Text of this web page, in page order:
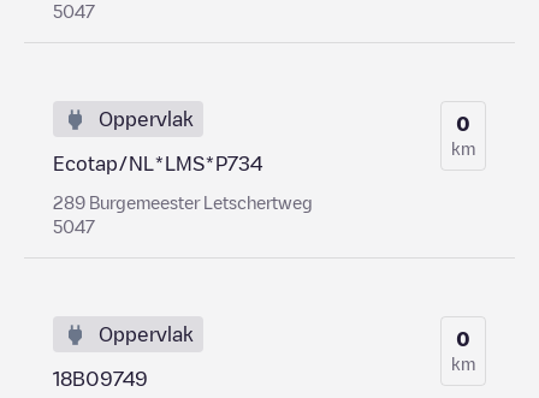
5047
Oppervlak
Ecotap/NL*LMS*P734
289 Burgemeester Letschertweg
5047
0
km
Oppervlak
18B09749
0
km